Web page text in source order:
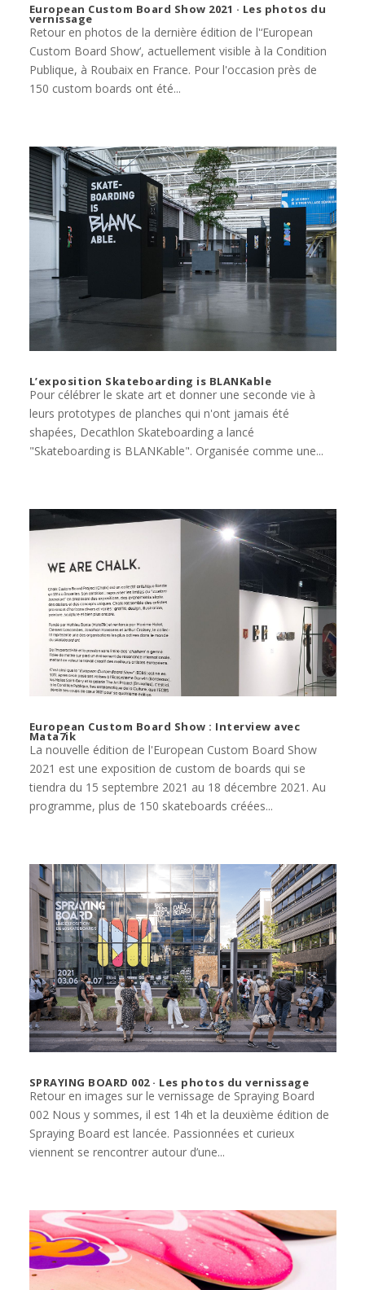
European Custom Board Show 2021 · Les photos du
vernissage
Retour en photos de la dernière édition de l'‘European
Custom Board Show‘, actuellement visible à la Condition
Publique, à Roubaix en France. Pour l'occasion près de
150 custom boards ont été...
L’exposition Skateboarding is BLANKable
Pour célébrer le skate art et donner une seconde vie à
leurs prototypes de planches qui n'ont jamais été
shapées, Decathlon Skateboarding a lancé
"Skateboarding is BLANKable". Organisée comme une...
European Custom Board Show : Interview avec
Mata7ik
La nouvelle édition de l'European Custom Board Show
2021 est une exposition de custom de boards qui se
tiendra du 15 septembre 2021 au 18 décembre 2021. Au
programme, plus de 150 skateboards créées...
SPRAYING BOARD 002 · Les photos du vernissage
Retour en images sur le vernissage de Spraying Board
002 Nous y sommes, il est 14h et la deuxième édition de
Spraying Board est lancée. Passionnées et curieux
viennent se rencontrer autour d’une...